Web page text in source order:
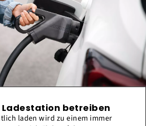
betreiben
laden wird zu einem immer